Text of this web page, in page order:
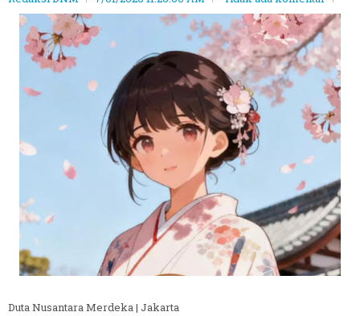
Duta Nusantara Merdeka | Jakarta